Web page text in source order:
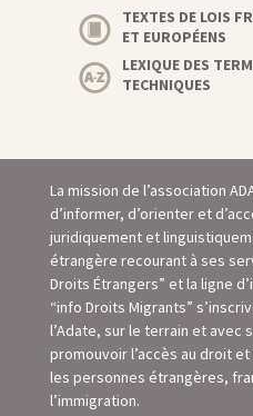
TEXTES DE LOIS
ET EUROPÉENS
LEXIQUE DES
TECHNIQUES
La mission de l’association
d’informer, d’orienter et
juridiquement et
étrangère recourant à ses
Droits Étrangers” et la ligne
“info Droits Migrants”
l’Adate, sur le terrain et avec
promouvoir l’accès au droit
les personnes étrangères,
l’immigration.